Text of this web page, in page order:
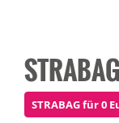
STRABAG für 0